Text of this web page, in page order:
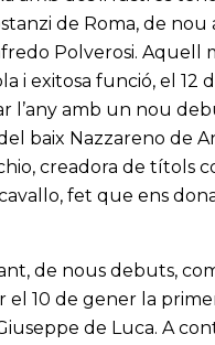
de Roma, de
Polverosi. Aquell
i exitosa funció, el 12
l’any amb un nou
baix Nazzareno de
creadora de títols
fet que ens
de nous debuts,
el 10 de gener la
de Luca. A